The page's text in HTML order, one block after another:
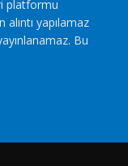
platformu
yapılamaz
Bu